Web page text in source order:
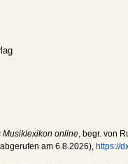
Musiklexikon online, begr. von
am 6.8.2026), https://